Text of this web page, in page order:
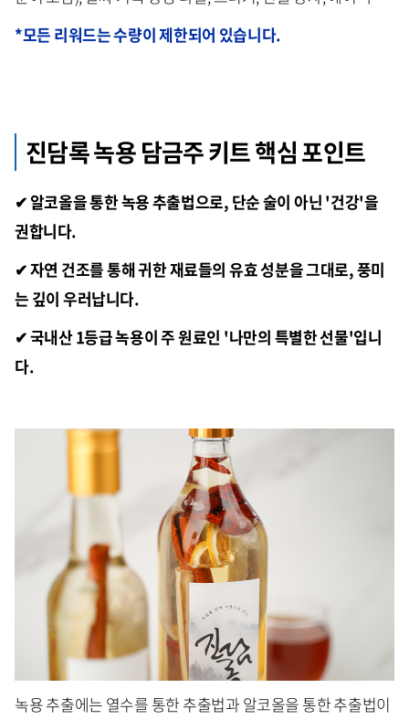
*모든 리워드는 수량이 제한되어 있습니다.
진담록 녹용 담금주 키트 핵심 포인트
✔ 알코올을 통한 녹용 추출법으로, 단순 술이 아닌 '건강'을
권합니다.
✔ 자연 건조를 통해 귀한 재료들의 유효 성분을 그대로, 풍미
는 깊이 우러납니다.
✔ 국내산 1등급 녹용이 주 원료인 '나만의 특별한 선물'입니
다.
녹용 추출에는 열수를 통한 추출법과 알코올을 통한 추출법이